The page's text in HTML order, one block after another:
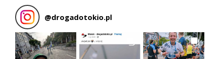
@drogadotokio.pl